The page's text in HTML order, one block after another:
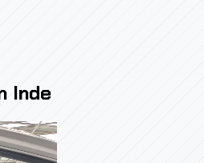
Inde